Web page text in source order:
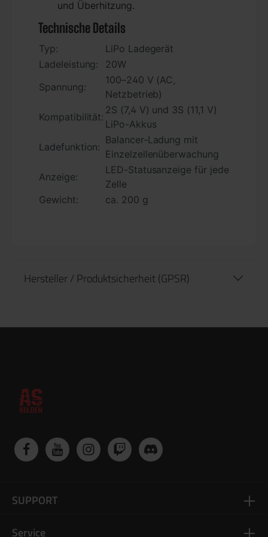
und Überhitzung.
Technische Details
Typ:
LiPo Ladegerät
Ladeleistung:
20W
Spannung:
100–240 V (AC,
Netzbetrieb)
Kompatibilität:
2S (7,4 V) und 3S (11,1 V)
LiPo-Akkus
Ladefunktion:
Balancer-Ladung mit
Einzelzellenüberwachung
Anzeige:
LED-Statusanzeige für jede
Zelle
Gewicht:
ca. 200 g
Hersteller / Produktsicherheit (GPSR)
SUPPORT
Service